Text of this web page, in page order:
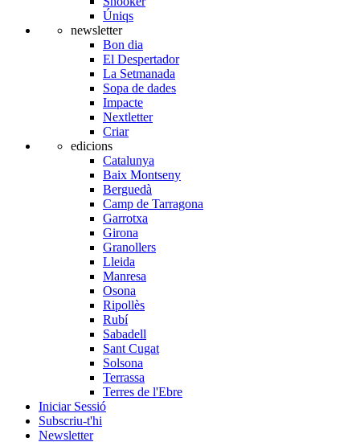
Úniqs
newsletter
Bon dia
El Despertador
La Setmanada
Sopa de dades
Impacte
Nextletter
Criar
edicions
Catalunya
Baix Montseny
Berguedà
Camp de Tarragona
Garrotxa
Girona
Granollers
Lleida
Manresa
Osona
Ripollès
Rubí
Sabadell
Sant Cugat
Solsona
Terrassa
Terres de l'Ebre
Iniciar Sessió
Subscriu-t'hi
Newsletter